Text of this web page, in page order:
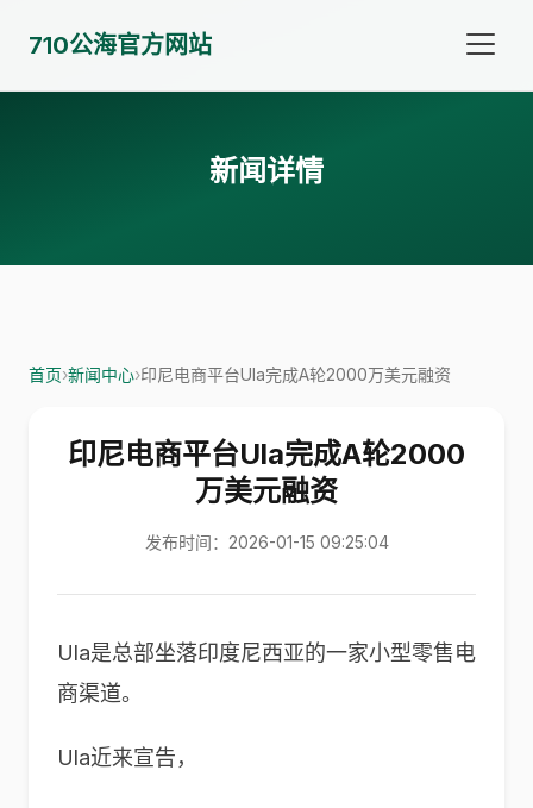
710公海官方网站
新闻详情
首页›新闻中心›印尼电商平台Ula完成A轮2000万美元融资
印尼电商平台Ula完成A轮2000
万美元融资
发布时间：2026-01-15 09:25:04
Ula是总部坐落印度尼西亚的一家小型零售电
商渠道。
Ula近来宣告，